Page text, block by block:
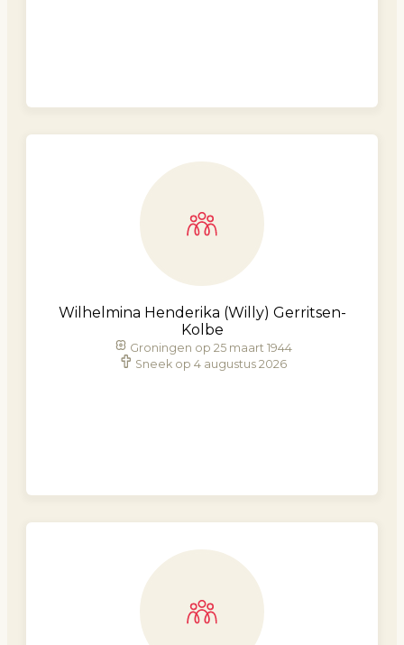
Wilhelmina Henderika (Willy) Gerritsen-
Kolbe
Groningen op 25 maart 1944
Sneek op 4 augustus 2026